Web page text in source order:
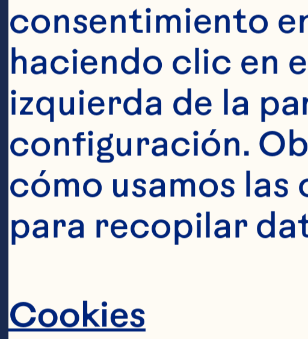
consentimiento
haciendo clic en
izquierda de la
configuración.
cómo usamos
para recopilar
Cookies